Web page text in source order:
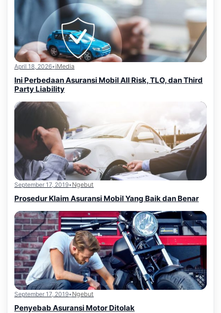
April 18, 2026• iMedia
Ini Perbedaan Asuransi Mobil All Risk, TLO, dan Third
Party Liability
September 17, 2019• Ngebut
Prosedur Klaim Asuransi Mobil Yang Baik dan Benar
September 17, 2019• Ngebut
Penyebab Asuransi Motor Ditolak